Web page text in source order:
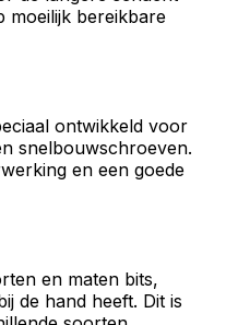
moeilijk bereikbare
ontwikkeld voor
snelbouwschroeven.
en een goede
en maten bits,
de hand heeft. Dit is